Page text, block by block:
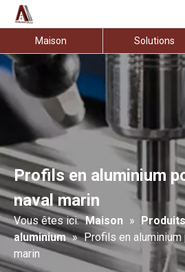
Maison Solutions
Profils en aluminium
naval marin
Vous êtes ici: Maison » Produits
aluminium » Profils en aluminium
marin